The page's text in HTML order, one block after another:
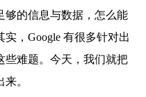
够的信息与数据，怎么能
，Google 有很多针对出
些难题。今天，我们就把
。